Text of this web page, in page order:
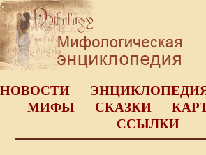
НОВОСТИ
МИФЫ
СКАЗКИ
ССЫЛКИ